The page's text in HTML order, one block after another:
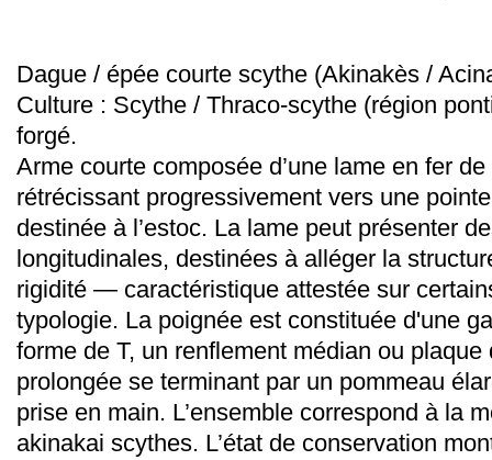
Dague / épée courte scythe (Akinakès /
Culture : Scythe / Thraco-scythe (région
forgé.
Arme courte composée d’une lame en fer
rétrécissant progressivement vers une
destinée à l’estoc. La lame peut présenter
longitudinales, destinées à alléger la
rigidité — caractéristique attestée sur
typologie. La poignée est constituée d'une
forme de T, un renflement médian ou
prolongée se terminant par un pommeau
prise en main. L’ensemble correspond à la
akinakai scythes. L’état de conservation